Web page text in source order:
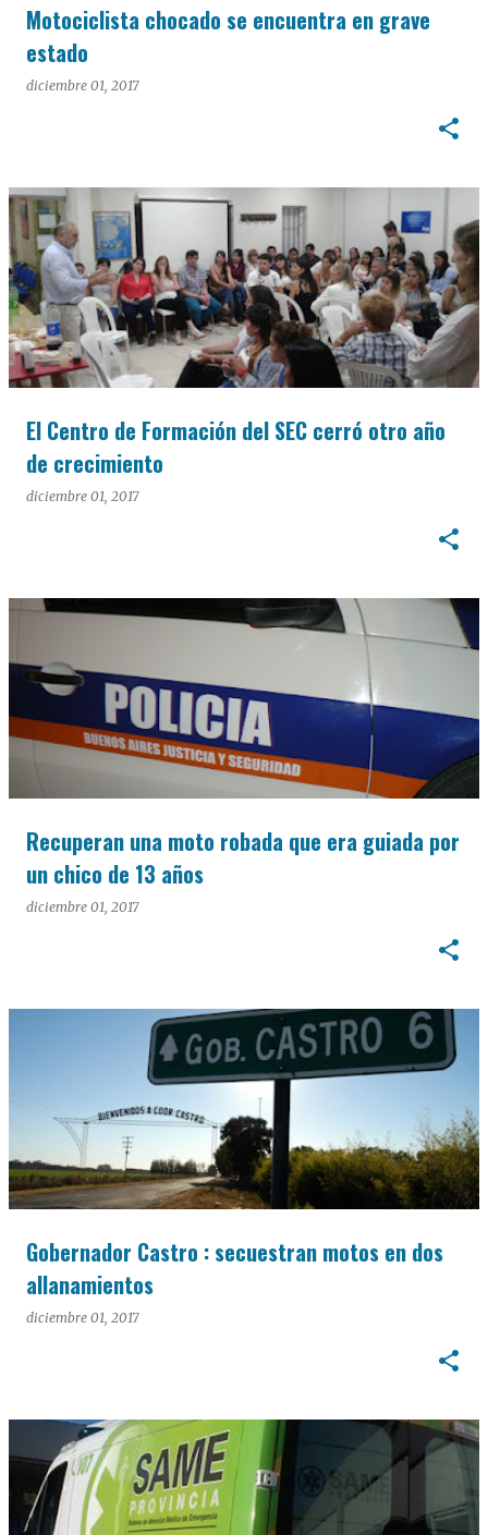
Motociclista chocado se encuentra en grave
estado
diciembre 01, 2017
El Centro de Formación del SEC cerró otro año
de crecimiento
diciembre 01, 2017
Recuperan una moto robada que era guiada por
un chico de 13 años
diciembre 01, 2017
Gobernador Castro : secuestran motos en dos
allanamientos
diciembre 01, 2017